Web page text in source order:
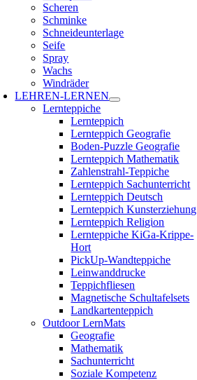
Scheren
Schminke
Schneideunterlage
Seife
Spray
Wachs
Windräder
LEHREN-LERNEN
Lernteppiche
Lernteppich
Lernteppich Geografie
Boden-Puzzle Geografie
Lernteppich Mathematik
Zahlenstrahl-Teppiche
Lernteppich Sachunterricht
Lernteppich Deutsch
Lernteppich Kunsterziehung
Lernteppich Religion
Lernteppiche KiGa-Krippe-
Hort
PickUp-Wandteppiche
Leinwanddrucke
Teppichfliesen
Magnetische Schultafelsets
Landkartenteppich
Outdoor LernMats
Geografie
Mathematik
Sachunterricht
Soziale Kompetenz